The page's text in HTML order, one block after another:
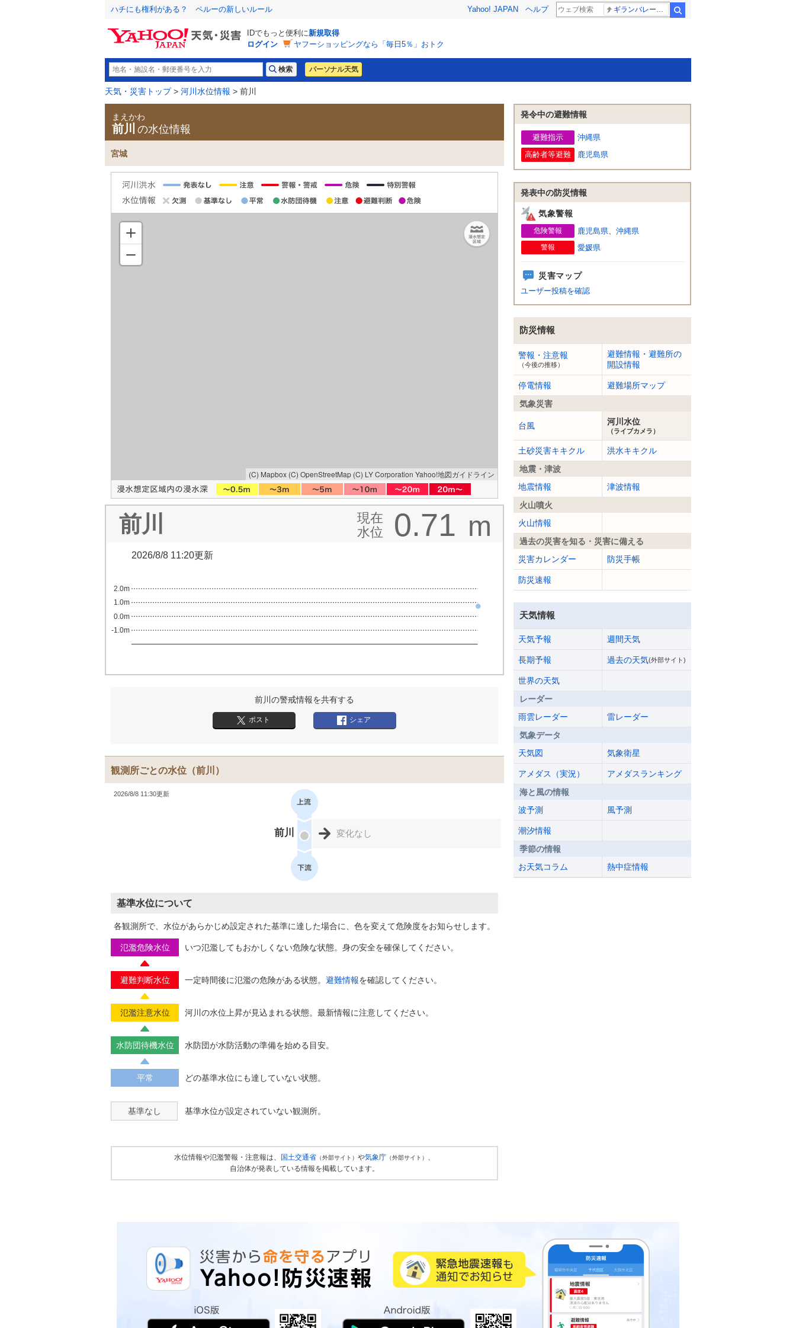
ハチにも権利がある？ ペルーの新しいルール Yahoo! JAPAN ヘルプ
IDでもっと便利に新規取得
ログイン
ヤフーショッピングなら「毎日5％」おトク
パーソナル天気
天気・災害トップ> 河川水位情報 > 前川
まえかわ
前川 の水位情報
宮城
(C) Mapbox (C) OpenStreetMap (C) LY Corporation Yahoo!地図ガイドライン
前川
現在
水位
0.71 m
2026/8/8 11:20更新
-1.0m
0.0m
1.0m
2.0m
前川の警戒情報を共有する
ポスト シェア
観測所ごとの水位 （前川）
2026/8/8 11:30更新
前川 変化なし
基準水位について
各観測所で、水位があらかじめ設定された基準に達した場合に、色を変えて危険度をお知らせします。
氾濫危険水位 いつ氾濫してもおかしくない危険な状態。身の安全を確保してください。
避難判断水位 一定時間後に氾濫の危険がある状態。 避難情報を確認してください。
氾濫注意水位 河川の水位上昇が見込まれる状態。最新情報に注意してください。
水防団待機水位 水防団が水防活動の準備を始める目安。
平常 どの基準水位にも達していない状態。
基準なし 基準水位が設定されていない観測所。
水位情報や氾濫警報・注意報は、 国土交通省 （外部サイト） や気象庁 （外部サイト） 、
自治体が発表している情報を掲載しています。
発令中の避難情報
避難指示
沖縄県
高齢者等避難
鹿児島県
発表中の防災情報
気象警報
危険警報 鹿児島県、 沖縄県
警報 愛媛県
災害マップ
ユーザー投稿を確認
防災情報
警報・注意報
（今後の推移）
避難情報・避難所の
開設情報
停電情報
避難場所マップ
気象災害
台風 河川水位
（ライブカメラ）
土砂災害キキクル
洪水キキクル
地震・津波
地震情報
津波情報
火山噴火
火山情報
過去の災害を知る・災害に備える
災害カレンダー
防災手帳
防災速報
天気情報
天気予報 週間天気
長期予報 過去の天気(外部サイト)
世界の天気
レーダー
雨雲レーダー
雷レーダー
気象データ
天気図
気象衛星
アメダス（実況）
アメダスランキング
海と風の情報
波予測
風予測
潮汐情報
季節の情報
お天気コラム
熱中症情報